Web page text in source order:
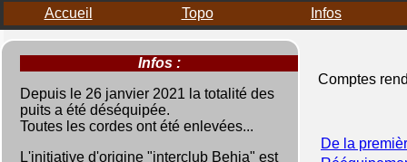
Accueil Topo Infos
Infos :
Depuis le 26 janvier 2021 la totalité des
puits a été déséquipée.
Toutes les cordes ont été enlevées...
L'initiative d'origine "interclub Behia" est
Comptes
De la